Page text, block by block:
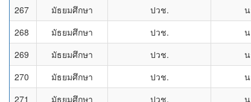
267
มัธยมศึกษา ปวช.
268
มัธยมศึกษา ปวช.
269
มัธยมศึกษา ปวช.
270
มัธยมศึกษา ปวช.
271
มัธยมศึกษา ปวช.